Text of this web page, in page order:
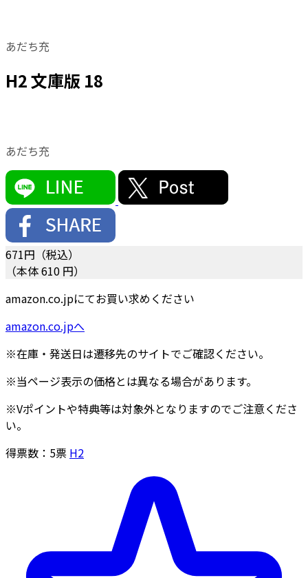
あだち充
H2 文庫版 18
あだち充
671円（税込）
（本体 610 円）
amazon.co.jpにてお買い求めください
amazon.co.jpへ
※在庫・発送日は遷移先のサイトでご確認ください。
※当ページ表示の価格とは異なる場合があります。
※Vポイントや特典等は対象外となりますのでご注意くださ
い。
得票数： 5票 H2